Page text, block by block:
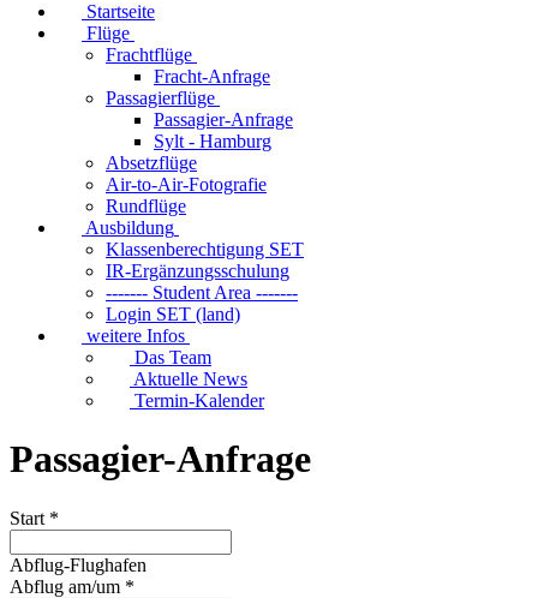
Startseite
Flüge
Frachtflüge
Fracht-Anfrage
Passagierflüge
Passagier-Anfrage
Sylt - Hamburg
Absetzflüge
Air-to-Air-Fotografie
Rundflüge
Ausbildung
Klassenberechtigung SET
IR-Ergänzungsschulung
------- Student Area -------
Login SET (land)
weitere Infos
Das Team
Aktuelle News
Termin-Kalender
Passagier-Anfrage
Start *
Abflug-Flughafen
Abflug am/um *